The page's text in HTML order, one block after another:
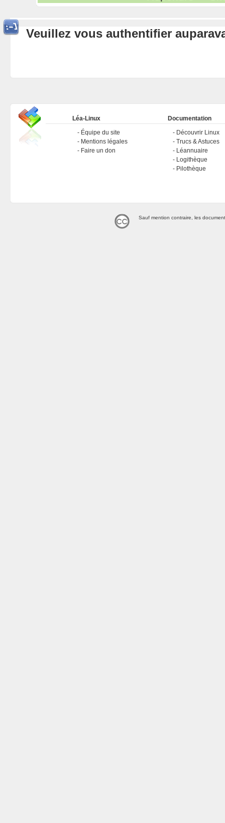
Veuillez vous authentifier
Léa-Linux
Équipe du site
Mentions légales
Faire un don
Documentation
Découvrir Linux
Trucs & Astuces
Léannuaire
Logithèque
Pilothèque
Sauf mention contraire, les